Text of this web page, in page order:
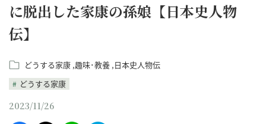
に脱出した家康の孫娘【日本史人物
伝】
どうする家康 趣味･教養 日本史人物伝
どうする家康
2023/11/26